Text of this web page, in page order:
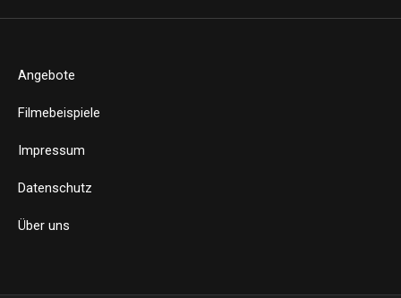
Angebote
Filmebeispiele
Impressum
Datenschutz
Über uns